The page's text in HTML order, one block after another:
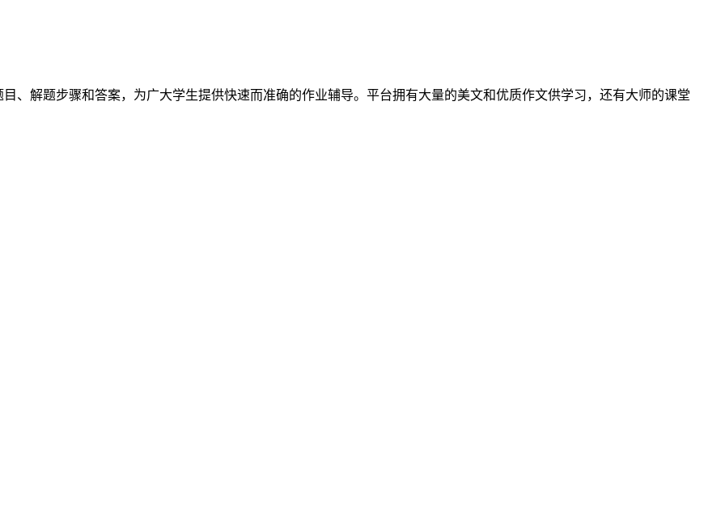
目、解题步骤和答案，为广大学生提供快速而准确的作业辅导。平台拥有大量的美文和优质作文供学习，还有大师的课堂